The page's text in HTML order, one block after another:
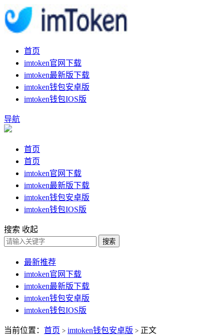
首页
imtoken官网下载
imtoken最新版下载
imtoken钱包安卓版
imtoken钱包IOS版
导航
首页
首页
imtoken官网下载
imtoken最新版下载
imtoken钱包安卓版
imtoken钱包IOS版
搜索 收起
搜索
最新推荐
imtoken官网下载
imtoken最新版下载
imtoken钱包安卓版
imtoken钱包IOS版
当前位置： 首页 > imtoken钱包安卓版 > 正文